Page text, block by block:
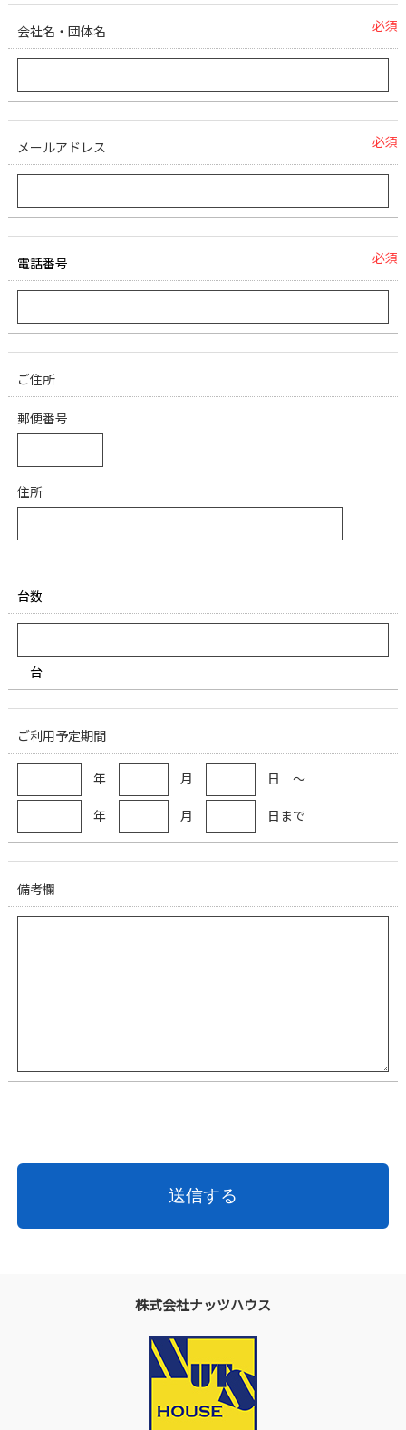
会社名・団体名 必須
メールアドレス 必須
電話番号 必須
ご住所
郵便番号
住所
台数
台
ご利用予定期間
年 月 日 ～
年 月 日まで
備考欄
株式会社ナッツハウス